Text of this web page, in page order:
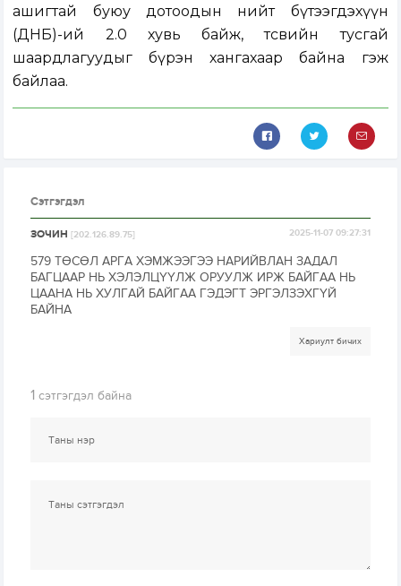
ашигтай буюу дотоодын нийт бүтээгдэхүүн
(ДНБ)-ий 2.0 хувь байж, төсвийн тусгай
шаардлагуудыг бүрэн хангахаар байна гэж
байлаа.
Сэтгэгдэл
ЗОЧИН[202.126.89.75] 2025-11-07 09:27:31
579 ТӨСӨЛ АРГА ХЭМЖЭЭГЭЭ НАРИЙВЛАН ЗАДАЛ
БАГЦААР НЬ ХЭЛЭЛЦҮҮЛЖ ОРУУЛЖ ИРЖ БАЙГАА НЬ
ЦААНА НЬ ХУЛГАЙ БАЙГАА ГЭДЭГТ ЭРГЭЛЗЭХГҮЙ
БАЙНА
Хариулт бичих
1 сэтгэгдэл байна